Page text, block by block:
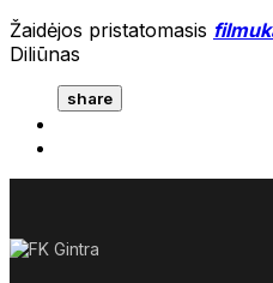
Žaidėjos pristatomasis
Diliūnas
share